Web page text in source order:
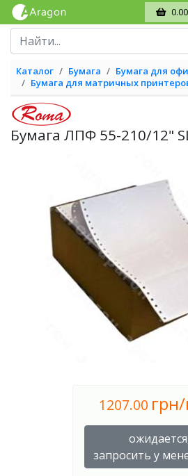
Каталог Бумага
Бумага для
Бумага для матричных
Бумага ЛПФ 55-210/12"
1207.00
запросить у